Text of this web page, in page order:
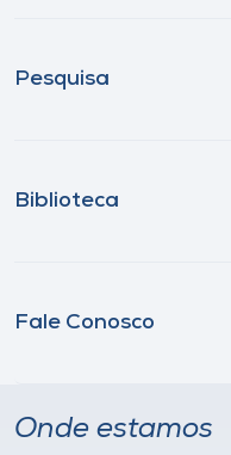
Pesquisa
Biblioteca
Fale Conosco
Onde estamos